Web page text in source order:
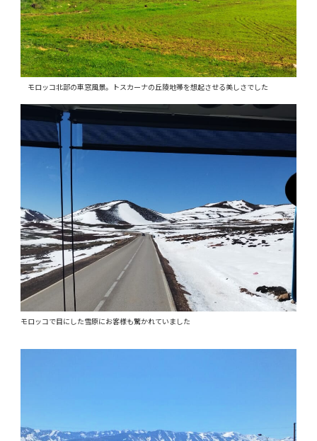
モロッコ北部の車窓風景。トスカーナの丘陵地帯を想起させる美しさでした
モロッコで目にした雪原にお客様も驚かれていました